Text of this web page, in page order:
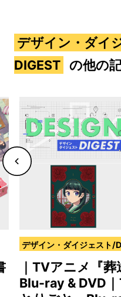
デザイン・ダイ
DIGEST の他の
デザイン・ダイジェスト/
｜TVアニメ『葬
Blu-ray & DVD